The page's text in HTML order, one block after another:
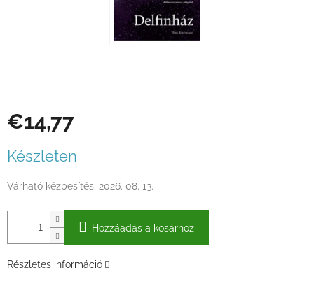
€14,77
Készleten
Várható kézbesítés: 2026. 08. 13.
Hozzáadás a kosárhoz
Részletes információ